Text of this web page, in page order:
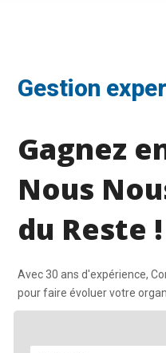
Gestion
Gagnez
Nous
du Reste !
Avec 30 ans d'expérience,
pour faire évoluer votre